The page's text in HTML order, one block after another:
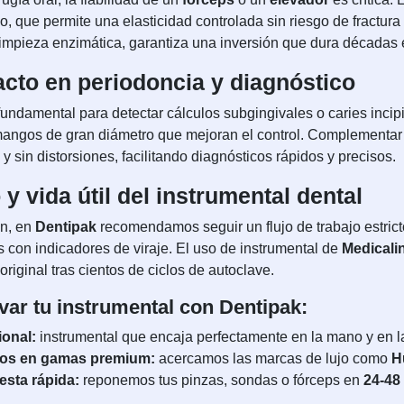
que permite una elasticidad controlada sin riesgo de
enzimática, garantiza una inversión que dura décadas
en periodoncia y diagnóstico
para detectar cálculos subgingivales o caries
de gran diámetro que mejoran el control.
sin distorsiones, facilitando diagnósticos rápidos y precisos.
y vida útil del instrumental dental
en Dentipak recomendamos seguir un flujo de trabajo
con indicadores de viraje. El uso de instrumental de
tras cientos de ciclos de autoclave.
tu instrumental con Dentipak:
instrumental que encaja perfectamente en la mano y en
en gamas premium: acercamos las marcas de lujo como
rápida: reponemos tus pinzas, sondas o fórceps en 24-